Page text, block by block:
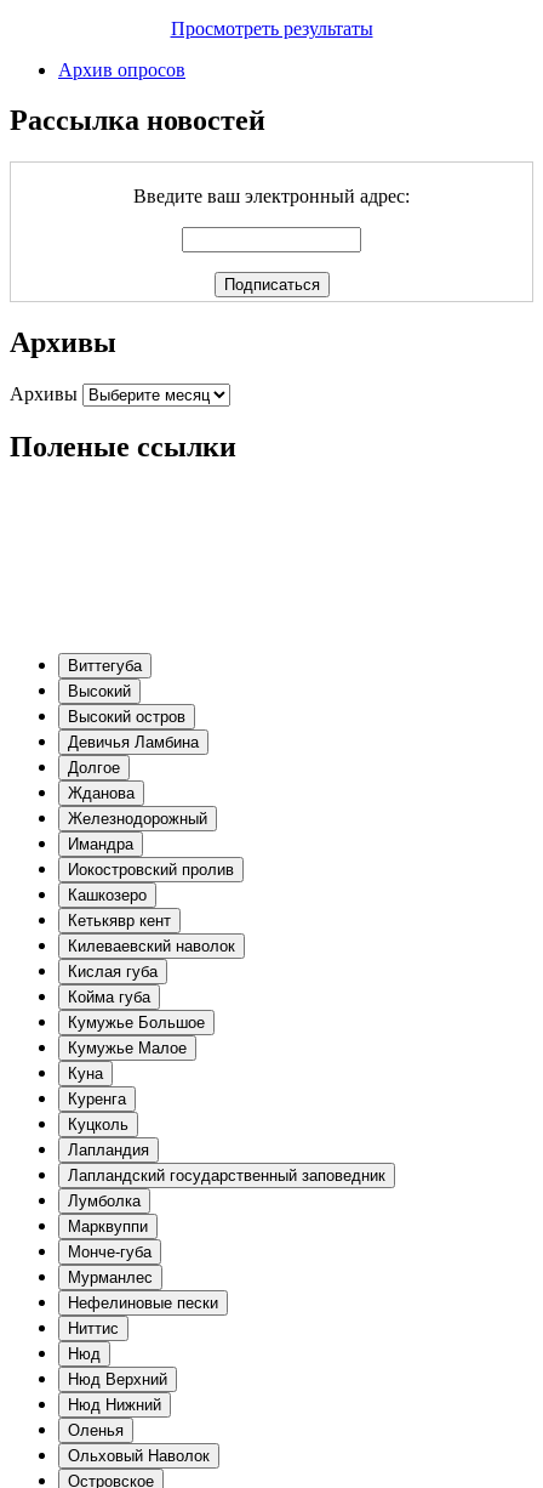
Просмотреть результаты
Архив опросов
Рассылка новостей
Введите ваш электронный адрес:
Архивы
Архивы
Поленые ссылки
Виттегуба
Высокий
Высокий остров
Девичья Ламбина
Долгое
Жданова
Железнодорожный
Имандра
Иокостровский пролив
Кашкозеро
Кетькявр кент
Килеваевский наволок
Кислая губа
Койма губа
Кумужье Большое
Кумужье Малое
Куна
Куренга
Куцколь
Лапландия
Лапландский государственный заповедник
Лумболка
Марквуппи
Монче-губа
Мурманлес
Нефелиновые пески
Ниттис
Нюд
Нюд Верхний
Нюд Нижний
Оленья
Ольховый Наволок
Островское